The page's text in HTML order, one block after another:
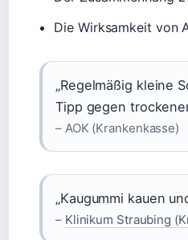
Die Wirksamkeit von
„Regelmäßig kleine
Tipp gegen
– AOK (Krankenkasse)
„Kaugummi kauen
– Klinikum Straubing